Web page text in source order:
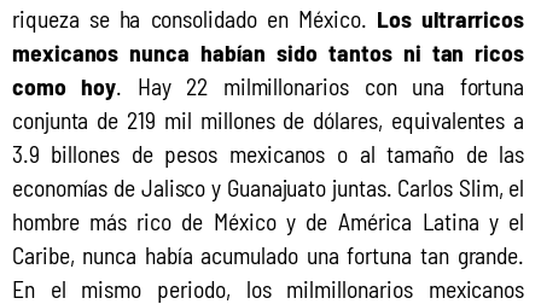
riqueza se ha consolidado en México. Los ultrarricos
mexicanos nunca habían sido tantos ni tan ricos
como hoy. Hay 22 milmillonarios con una fortuna
conjunta de 219 mil millones de dólares, equivalentes a
3.9 billones de pesos mexicanos o al tamaño de las
economías de Jalisco y Guanajuato juntas. Carlos Slim, el
hombre más rico de México y de América Latina y el
Caribe, nunca había acumulado una fortuna tan grande.
En el mismo periodo, los milmillonarios mexicanos